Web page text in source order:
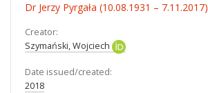
Dr Jerzy Pyrgała (10.08.1931 – 7.11.2017)
Creator:
Szymański, Wojciech
Date issued/created:
2018